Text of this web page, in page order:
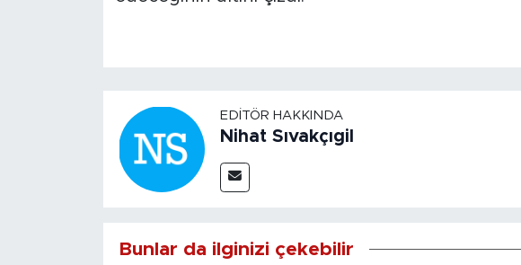
EDITÖR HAKKINDA
Nihat Sıvakçıgil
Bunlar da ilginizi çekebilir